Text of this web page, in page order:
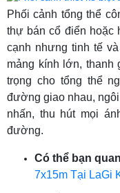
Phối cảnh tổng thể
thự bán cổ điển hoặc
cạnh nhưng tinh tế
mảng kính lớn, thanh
trọng cho tổng thể
đường giao nhau, ngôi
nhấn, thu hút mọi
đường.
Có thể bạn
7x15m Tại LaGi